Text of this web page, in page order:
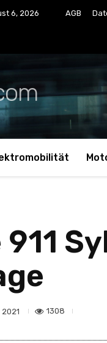
6, 2026 AGB
2021 1308